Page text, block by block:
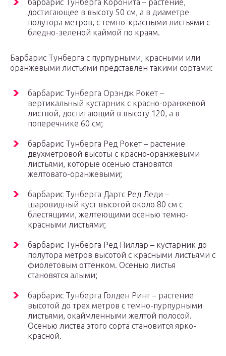
барбарис Тунберга Коронита – растение,
достигающее в высоту 50 см, а в диаметре
полутора метров, с темно-красными листьями с
бледно-зеленой каймой по краям.
Барбарис Тунберга с пурпурными, красными или
оранжевыми листьями представлен такими сортами:
барбарис Тунберга Орэндж Рокет –
вертикальный кустарник с красно-оранжевой
листвой, достигающий в высоту 120, а в
поперечнике 60 см;
барбарис Тунберга Ред Рокет – растение
двухметровой высоты с красно-оранжевыми
листьями, которые осенью становятся
желтовато-оранжевыми;
барбарис Тунберга Дартс Ред Леди –
шаровидный куст высотой около 80 см с
блестящими, желтеющими осенью темно-
красными листьями;
барбарис Тунберга Ред Пиллар – кустарник до
полутора метров высотой с красными листьями с
фиолетовым оттенком. Осенью листья
становятся алыми;
барбарис Тунберга Голден Ринг – растение
высотой до трех метров с темно-пурпурными
листьями, окаймленными желтой полосой.
Осенью листва этого сорта становится ярко-
красной.